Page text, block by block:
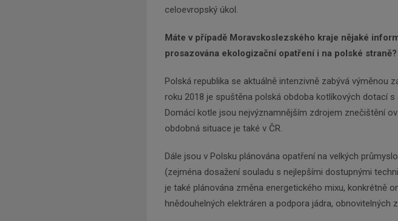
celoevropský úkol.
Máte v případě Moravskoslezského kraje nějaké
prosazována ekologizační opatření i na polské straně?
Polská republika se aktuálně intenzivně zabývá výměnou
roku 2018 je spuštěna polská obdoba kotlíkových dotací s
Domácí kotle jsou nejvýznamnějším zdrojem znečištění
obdobná situace je také v ČR.
Dále jsou v Polsku plánována opatření na velkých
(zejména dosažení souladu s nejlepšími dostupnými
je také plánována změna energetického mixu, konkrétně
hnědouhelných elektráren a podpora jádra, obnovitelných